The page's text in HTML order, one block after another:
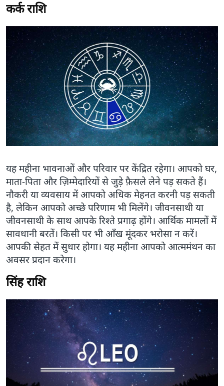
कर्क राशि
यह महीना भावनाओं और परिवार पर केंद्रित रहेगा। आपको घर,
माता-पिता और ज़िम्मेदारियों से जुड़े फ़ैसले लेने पड़ सकते हैं।
नौकरी या व्यवसाय में आपको अधिक मेहनत करनी पड़ सकती
है, लेकिन आपको अच्छे परिणाम भी मिलेंगे। जीवनसाथी या
जीवनसाथी के साथ आपके रिश्ते प्रगाढ़ होंगे। आर्थिक मामलों में
सावधानी बरतें। किसी पर भी आँख मूंदकर भरोसा न करें।
आपकी सेहत में सुधार होगा। यह महीना आपको आत्ममंथन का
अवसर प्रदान करेगा।
सिंह राशि